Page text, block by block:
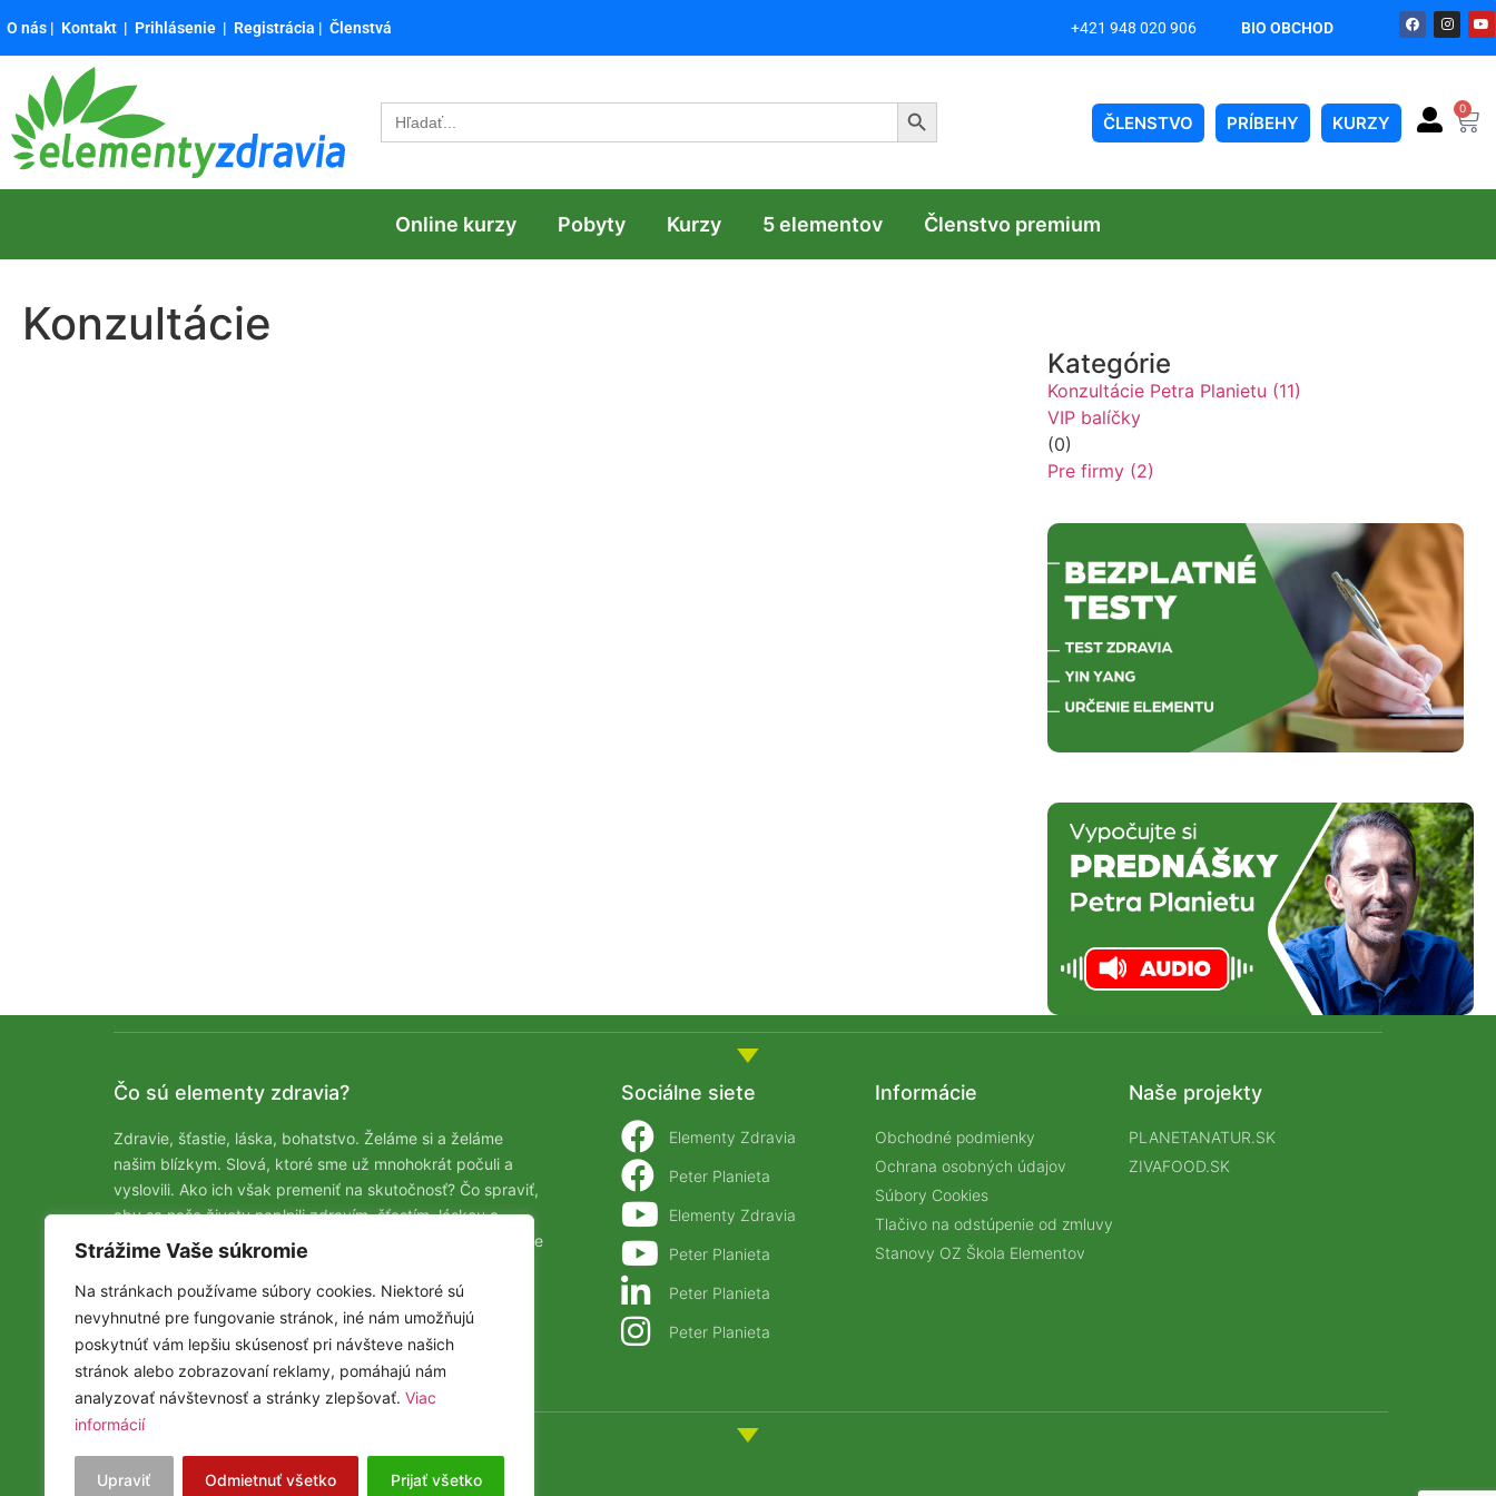
Strážime Vaše súkromie
Na stránkach používame súbory cookies. Niektoré sú
nevyhnutné pre fungovanie stránok, iné nám umožňujú
poskytnúť vám lepšiu skúsenosť pri návšteve našich
stránok alebo zobrazovaní reklamy, pomáhajú nám
analyzovať návštevnosť a stránky zlepšovať. Viac
informácií
Upraviť Odmietnuť všetko Prijať všetko
O nás | Kontakt | Prihlásenie | Registrácia | Členstvá +421 948 020 906 BIO OBCHOD
Search
for:
Search Button
ČLENSTVO PRÍBEHY KURZY
0
Online kurzy Pobyty Kurzy 5 elementov Členstvo premium
Konzultácie
Kategórie
Konzultácie Petra Planietu (11)
VIP balíčky
(0)
Pre firmy (2)
Čo sú elementy zdravia?
Zdravie, šťastie, láska, bohatstvo. Želáme si a želáme
našim blízkym. Slová, ktoré sme už mnohokrát počuli a
vyslovili. Ako ich však premeniť na skutočnosť? Čo spraviť,
aby sa naše životy naplnili zdravím, šťastím, láskou a
bohatstvom? Môžeme mať naozaj všetko? A naraz? Šťastie
predstavíme možnosti ako dosiahnuť všetko po čom
túžite.
Sociálne siete
Elementy Zdravia
Peter Planieta
Elementy Zdravia
Peter Planieta
Peter Planieta
Peter Planieta
Informácie
Obchodné podmienky
Ochrana osobných údajov
Súbory Cookies
Tlačivo na odstúpenie od zmluvy
Stanovy OZ Škola Elementov
Naše projekty
PLANETANATUR.SK
ZIVAFOOD.SK